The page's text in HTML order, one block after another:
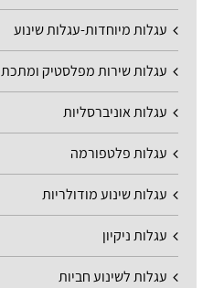
עגלות מיוחדות-עגלות שינוע
עגלות שירות מפלסטיק ומתכת
עגלות אוניברסליות
עגלות פלטפורמה
עגלות שינוע מודולריות
עגלות ניקיון
עגלות לשינוע חביות